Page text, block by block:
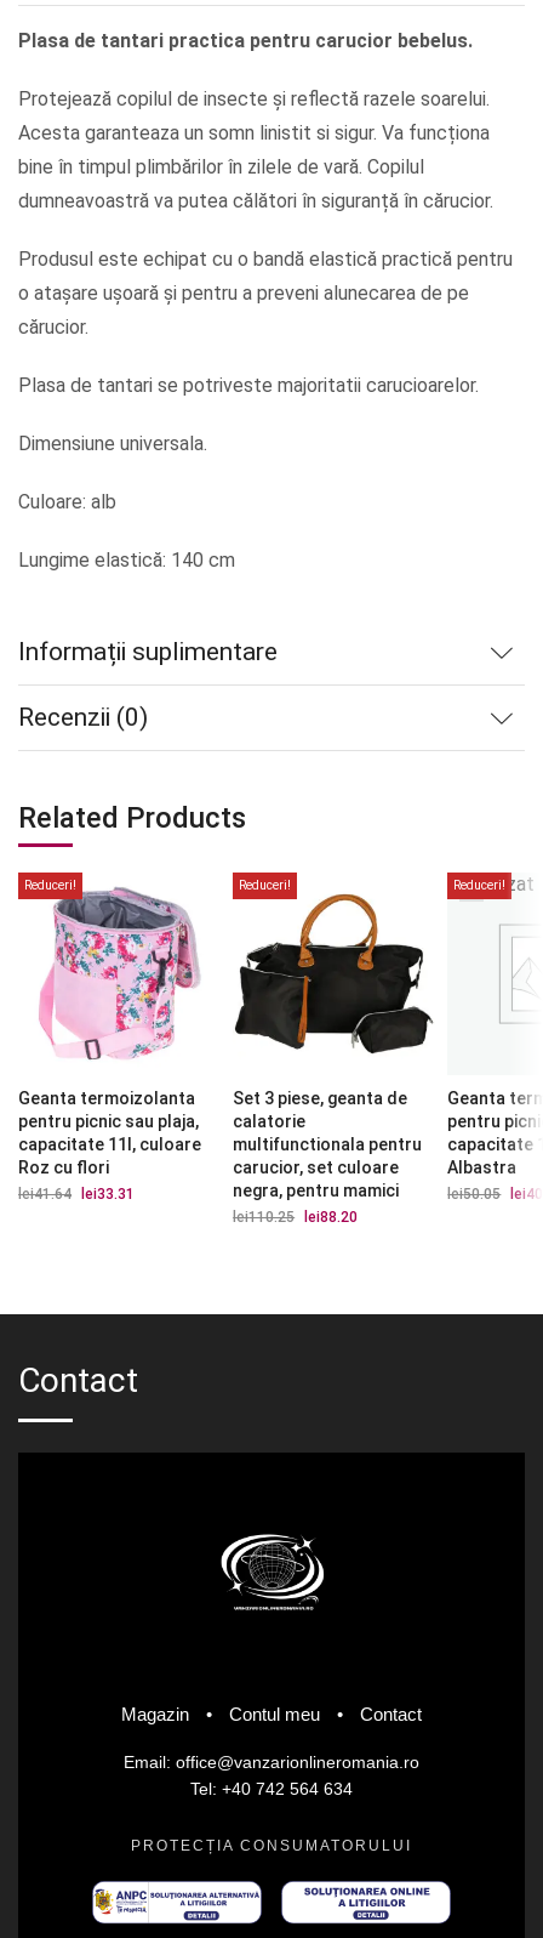
Plasa de tantari practica pentru carucior bebelus.
Protejează copilul de insecte și reflectă razele soarelui.
Acesta garanteaza un somn linistit si sigur. Va funcționa
bine în timpul plimbărilor în zilele de vară. Copilul
dumneavoastră va putea călători în siguranță în cărucior.
Produsul este echipat cu o bandă elastică practică pentru
o atașare ușoară și pentru a preveni alunecarea de pe
cărucior.
Plasa de tantari se potriveste majoritatii carucioarelor.
Dimensiune universala.
Culoare: alb
Lungime elastică: 140 cm
Informații suplimentare
Recenzii (0)
Related Products
Reduceri!
Geanta termoizolanta
pentru picnic sau plaja,
capacitate 11l, culoare
Roz cu flori
lei41.64
Prețul
lei33.31
Reduceri!
Set 3 piese, geanta de
calatorie
multifunctionala pentru
carucior, set culoare
negra, pentru mamici
lei110.25
Prețul
lei88.20
Reduceri!
epuizat
Geanta
pentru
capacitate
Albastra
lei50.05 lei
Contact
Magazin • Contul meu • Contact
Email: office@vanzarionlineromania.ro
Tel: +40 742 564 634
PROTECȚIA CONSUMATORULUI